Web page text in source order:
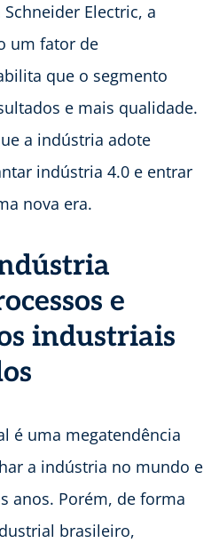
Electric, a
um fator de
que o segmento
e mais qualidade.
a indústria adote
indústria 4.0 e entrar
nova era.
e
industriais
é uma megatendência
a indústria no mundo e
anos. Porém, de forma
brasileiro,